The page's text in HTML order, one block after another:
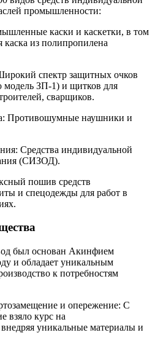
промышленности:
каски и каскетки, в том
из полипропилена
спектр защитных очков
модель ЗП-1) и щитков для
сварщиков.
Противошумные наушники и
Средства индивидуальной
(СИЗОД).
пошив средств
и спецодежды для работ в
был основан Акинфием
и обладает уникальным
к потребностям
и опережение: С
взяло курс на
уникальные материалы и